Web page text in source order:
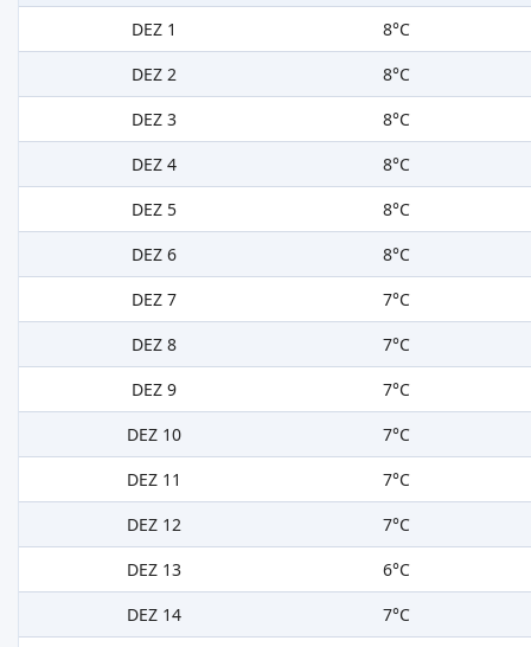
DEZ 1
8°C
DEZ 2
8°C
DEZ 3
8°C
DEZ 4
8°C
DEZ 5
8°C
DEZ 6
8°C
DEZ 7
7°C
DEZ 8
7°C
DEZ 9
7°C
DEZ 10
7°C
DEZ 11
7°C
DEZ 12
7°C
DEZ 13
6°C
DEZ 14
7°C